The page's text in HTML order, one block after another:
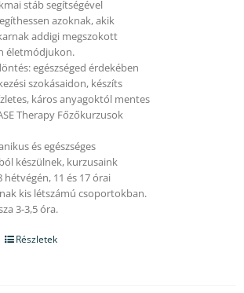
stáb segítségével
azoknak, akik
addigi megszokott
életmódjukon.
egészséged érdekében
szokásaidon, készíts
káros anyagoktól mentes
Therapy Főzőkurzusok
és egészséges
készülnek, kurzusaink
hétvégén, 11 és 17 órai
kis létszámú csoportokban.
3-3,5 óra.
Részletek